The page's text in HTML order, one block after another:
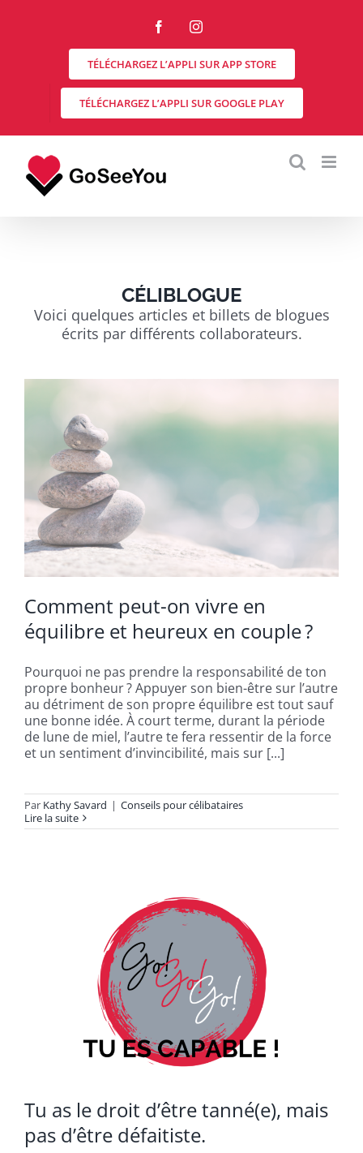
FacebookInstagram
TÉLÉCHARGEZ L’APPLI SUR APP STORE
TÉLÉCHARGEZ L’APPLI SUR GOOGLE PLAY
CÉLIBLOGUE
Voici quelques articles et billets de blogues
écrits par différents collaborateurs.
Comment peut-on vivre en
équilibre et heureux en couple ?
Pourquoi ne pas prendre la responsabilité de ton
propre bonheur ? Appuyer son bien-être sur l’autre
au détriment de son propre équilibre est tout sauf
une bonne idée. À court terme, durant la période
de lune de miel, l’autre te fera ressentir de la force
et un sentiment d’invincibilité, mais sur [...]
Par Kathy Savard | Conseils pour célibataires
Lire la suite
Tu as le droit d’être tanné(e), mais
pas d’être défaitiste.